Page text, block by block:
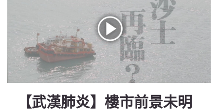
【武漢肺炎】樓市前景未明